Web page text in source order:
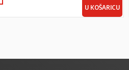
U KOŠARICU